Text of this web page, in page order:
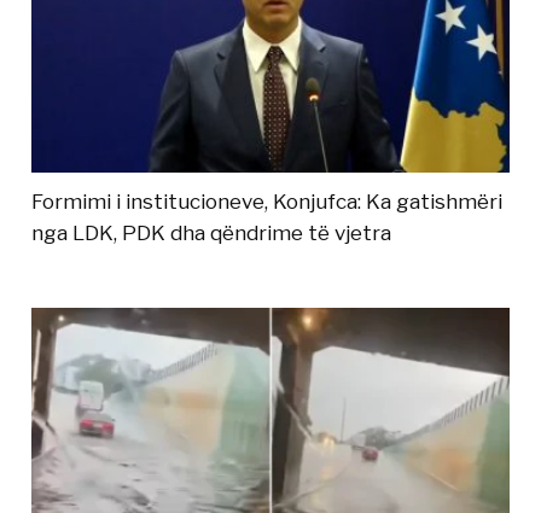
Formimi i institucioneve, Konjufca: Ka gatishmëri
nga LDK, PDK dha qëndrime të vjetra